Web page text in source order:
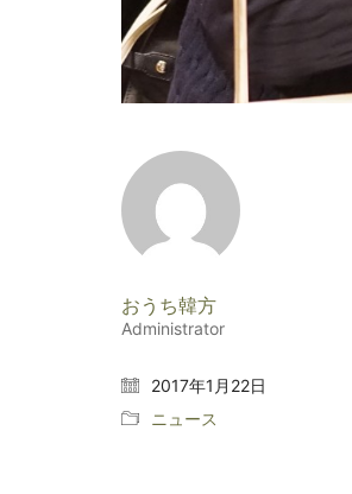
おうち韓方
Administrator
2017年1月22日
ニュース